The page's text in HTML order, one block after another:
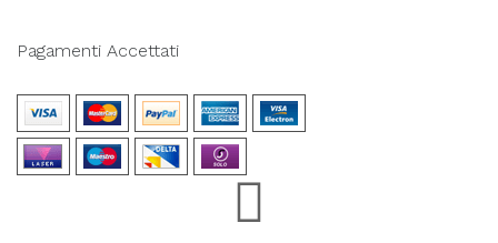
Pagamenti Accettati